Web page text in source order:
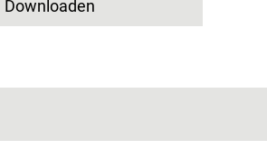
Downloaden